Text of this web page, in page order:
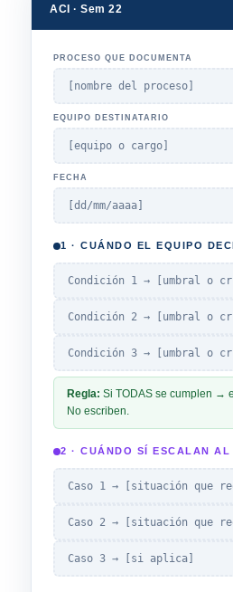
ACI · Sem 22
PROCESO QUE DOCUMENTA
[nombre del proceso]
EQUIPO DESTINATARIO
[equipo o cargo]
FECHA
[dd/mm/aaaa]
1 · CUÁNDO EL EQUIPO
Condición 1 → [umbral o
Condición 2 → [umbral o
Condición 3 → [umbral o
Regla: Si TODAS se cumplen →
No escriben.
2 · CUÁNDO SÍ ESCALAN AL
Caso 1 → [situación que
Caso 2 → [situación que
Caso 3 → [si aplica]